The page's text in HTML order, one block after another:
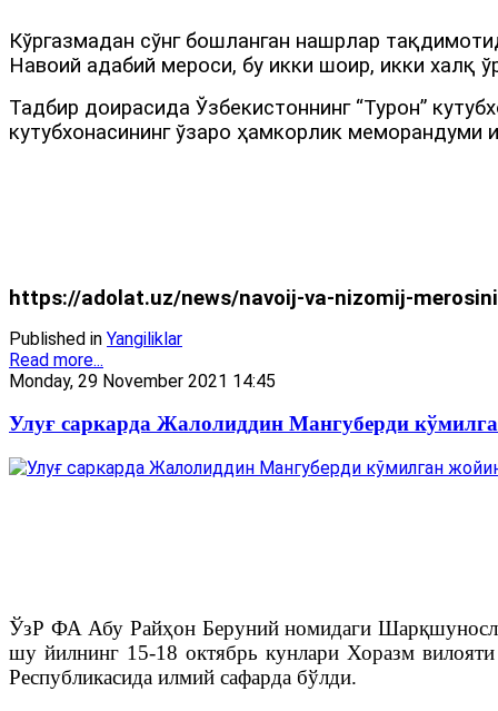
Кўргазмадан сўнг бошланган нашрлар
Навоий адабий мероси, бу икки шоир, икки халқ
Тадбир доирасида Ўзбекистоннинг “Турон”
кутубхонасининг ўзаро ҳамкорлик меморандуми
https://adolat.uz/news/navoij-va-nizomij-
Published in Yangiliklar
Read more...
Monday, 29 November 2021 14:45
Улуғ саркарда Жалолиддин Мангуберди
ЎзР ФА Абу Райҳон Беруний номидаги
шу йилнинг 15-18 октябрь кунлари Хоразм
Республикасида илмий сафарда бўлди.